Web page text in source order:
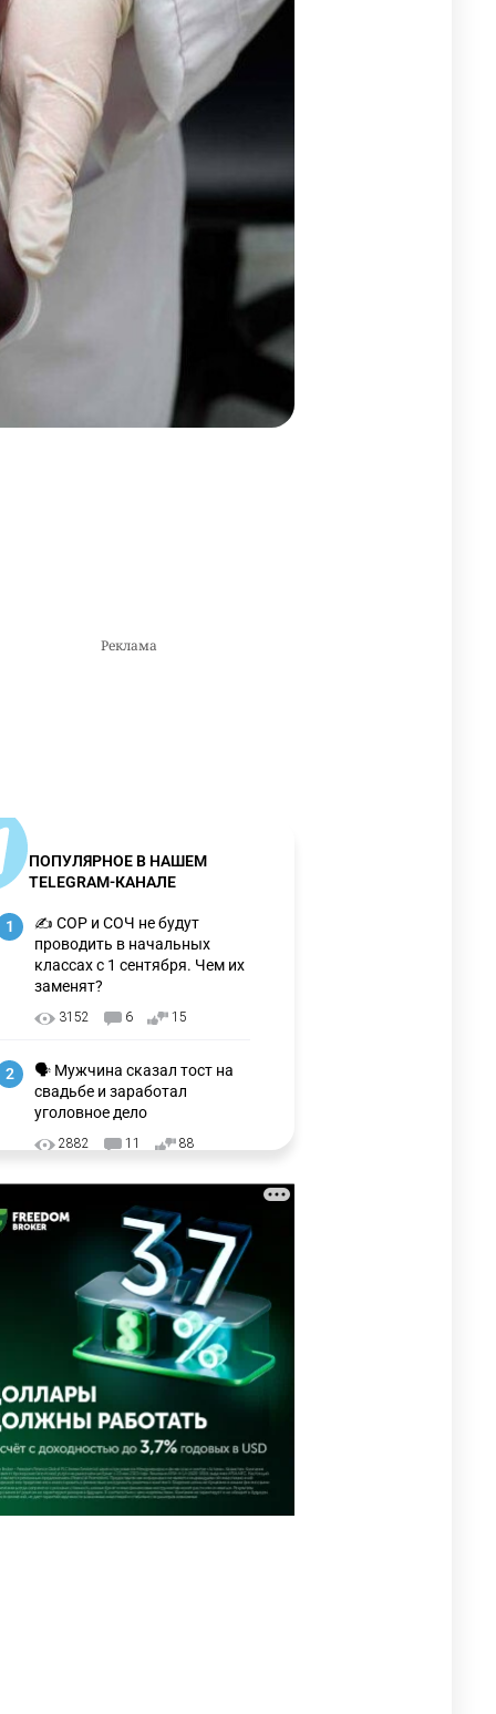
ПОПУЛЯРНОЕ В НАШЕМ
TELEGRAM-КАНАЛЕ
1
✍️ СОР и СОЧ не будут
проводить в начальных
классах с 1 сентября. Чем их
заменят?
3152 6 15
2
🗣 Мужчина сказал тост на
свадьбе и заработал
уголовное дело
2882 11 88
Переписку из телефона
Нурай Серикбай в день
похищения зачитали в суде
2856 0 19
⚠️ Доброе утро, друзья!
Предлагаем обзор главных
новостей за 4 августа
2699 0 1
5
🗣Глава государства
направил телеграмму
соболезнования родным и